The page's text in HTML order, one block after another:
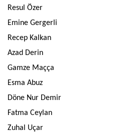
Resul Özer
Emine Gergerli
Recep Kalkan
Azad Derin
Gamze Maçça
Esma Abuz
Döne Nur Demir
Fatma Ceylan
Zuhal Uçar